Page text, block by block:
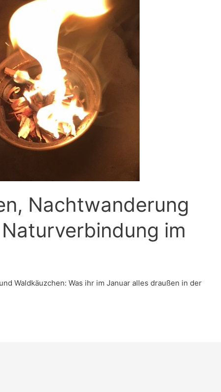
Nachtwanderung
im
Waldkäuzchen: Was ihr im Januar alles draußen in der